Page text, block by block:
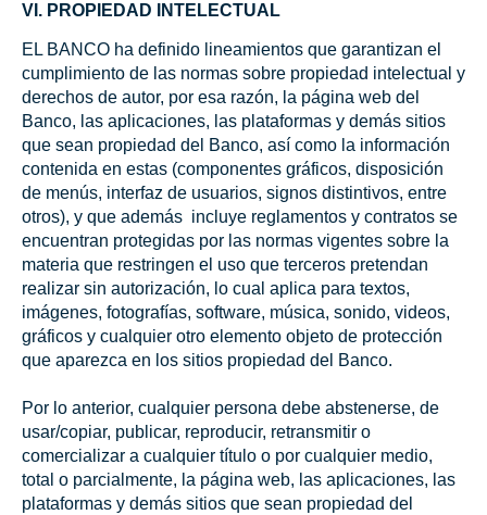
VI. PROPIEDAD INTELECTUAL
EL BANCO ha definido lineamientos que garantizan el
cumplimiento de las normas sobre propiedad intelectual y
derechos de autor, por esa razón, la página web del
Banco, las aplicaciones, las plataformas y demás sitios
que sean propiedad del Banco, así como la información
contenida en estas (componentes gráficos, disposición
de menús, interfaz de usuarios, signos distintivos, entre
otros), y que además incluye reglamentos y contratos se
encuentran protegidas por las normas vigentes sobre la
materia que restringen el uso que terceros pretendan
realizar sin autorización, lo cual aplica para textos,
imágenes, fotografías, software, música, sonido, videos,
gráficos y cualquier otro elemento objeto de protección
que aparezca en los sitios propiedad del Banco.
Por lo anterior, cualquier persona debe abstenerse, de
usar/copiar, publicar, reproducir, retransmitir o
comercializar a cualquier título o por cualquier medio,
total o parcialmente, la página web, las aplicaciones, las
plataformas y demás sitios que sean propiedad del